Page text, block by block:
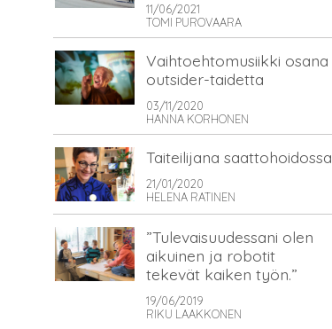
11/06/2021
TOMI PUROVAARA
Vaihtoehtomusiikki osana
outsider-taidetta
03/11/2020
HANNA KORHONEN
Taiteilijana saattohoidossa
21/01/2020
HELENA RATINEN
”Tulevaisuudessani olen
aikuinen ja robotit
tekevät kaiken työn.”
19/06/2019
RIKU LAAKKONEN